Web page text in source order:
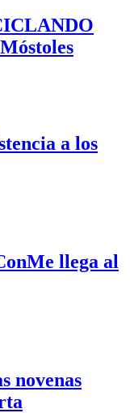
a los
llega al
novenas